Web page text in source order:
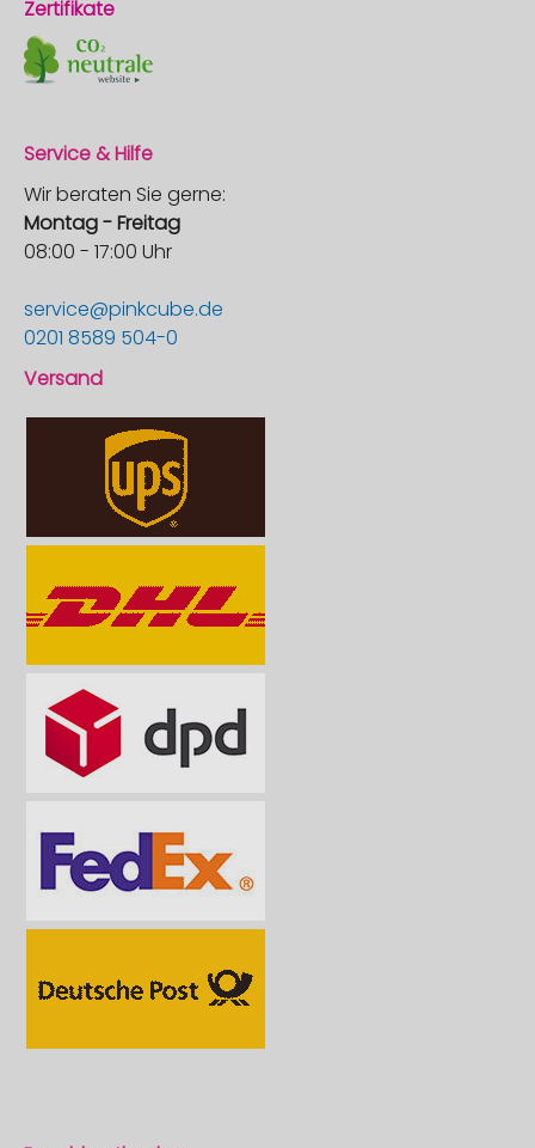
Zertifikate
Service & Hilfe
Wir beraten Sie gerne:
Montag - Freitag
08:00 - 17:00 Uhr
service@pinkcube.de
0201 8589 504-0
Versand